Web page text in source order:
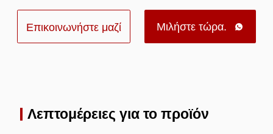
Επικοινωνήστε μαζί Μιλήστε τώρα. 
Λεπτομέρειες για το προϊόν